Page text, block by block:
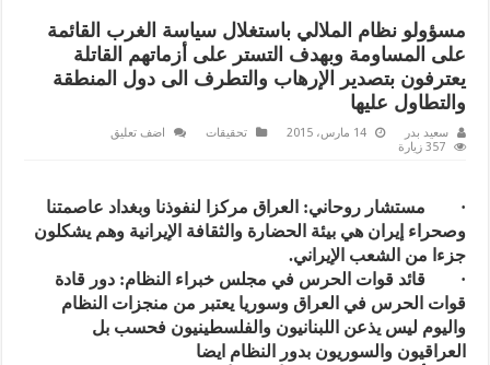
مسؤولو نظام الملالي باستغلال سياسة الغرب القائمة
على المساومة وبهدف التستر على أزماتهم القاتلة
يعترفون بتصدير الإرهاب والتطرف الى دول المنطقة
والتطاول عليها
سعيد بدر 14 مارس، 2015 تحقيقات
اضف تعليق
357 زيارة
· مستشار روحاني: العراق مركزا لنفوذنا وبغداد عاصمتنا
وصحراء إيران هي بيئة الحضارة والثقافة الإيرانية وهم يشكلون
جزءا من الشعب الإيراني.
· قائد قوات الحرس في مجلس خبراء النظام: دور قادة
قوات الحرس في العراق وسوريا يعتبر من منجزات النظام
واليوم ليس يذعن اللبنانيون والفلسطينيون فحسب بل
العراقيون والسوريون بدور النظام ايضا